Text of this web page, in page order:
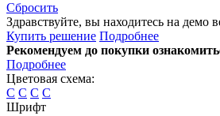
Сбросить
Здравствуйте, вы находитесь на демо
Купить решение Подробнее
Рекомендуем до покупки
Подробнее
Цветовая схема:
C C C C
Шрифт